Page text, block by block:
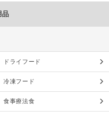
品
ドライフード
冷凍フード
食事療法食